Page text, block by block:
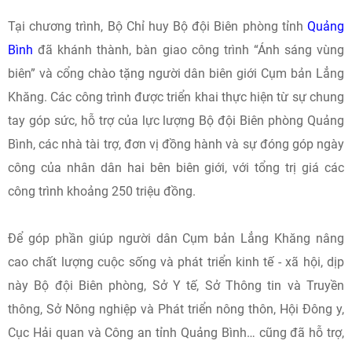
Tại chương trình, Bộ Chỉ huy Bộ đội Biên phòng tỉnh Quảng
Bình đã khánh thành, bàn giao công trình “Ánh sáng vùng
biên” và cổng chào tặng người dân biên giới Cụm bản Lẳng
Khăng. Các công trình được triển khai thực hiện từ sự chung
tay góp sức, hỗ trợ của lực lượng Bộ đội Biên phòng Quảng
Bình, các nhà tài trợ, đơn vị đồng hành và sự đóng góp ngày
công của nhân dân hai bên biên giới, với tổng trị giá các
công trình khoảng 250 triệu đồng.
Để góp phần giúp người dân Cụm bản Lẳng Khăng nâng
cao chất lượng cuộc sống và phát triển kinh tế - xã hội, dịp
này Bộ đội Biên phòng, Sở Y tế, Sở Thông tin và Truyền
thông, Sở Nông nghiệp và Phát triển nông thôn, Hội Đông y,
Cục Hải quan và Công an tỉnh Quảng Bình… cũng đã hỗ trợ,